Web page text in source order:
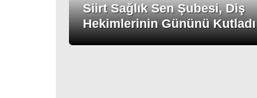
Siirt Sağlık Sen Şubesi, Diş
Hekimlerinin Gününü Kutladı